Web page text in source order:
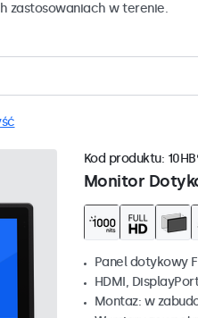
zastosowaniach w terenie.
Monitor
Kod produktu:
Panel dotykowy
HDMI,
Montaz: w